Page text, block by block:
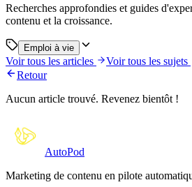
Recherches approfondies et guides
contenu et la croissance.
Emploi à vie
Voir tous les articles
Voir tous les sujets
Retour
Aucun article trouvé. Revenez bientôt !
AutoPod
Marketing de contenu en pilote